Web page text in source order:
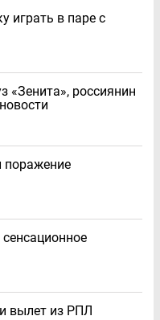
играть в паре с
«Зенита», россиянин
поражение
вылет из РПЛ